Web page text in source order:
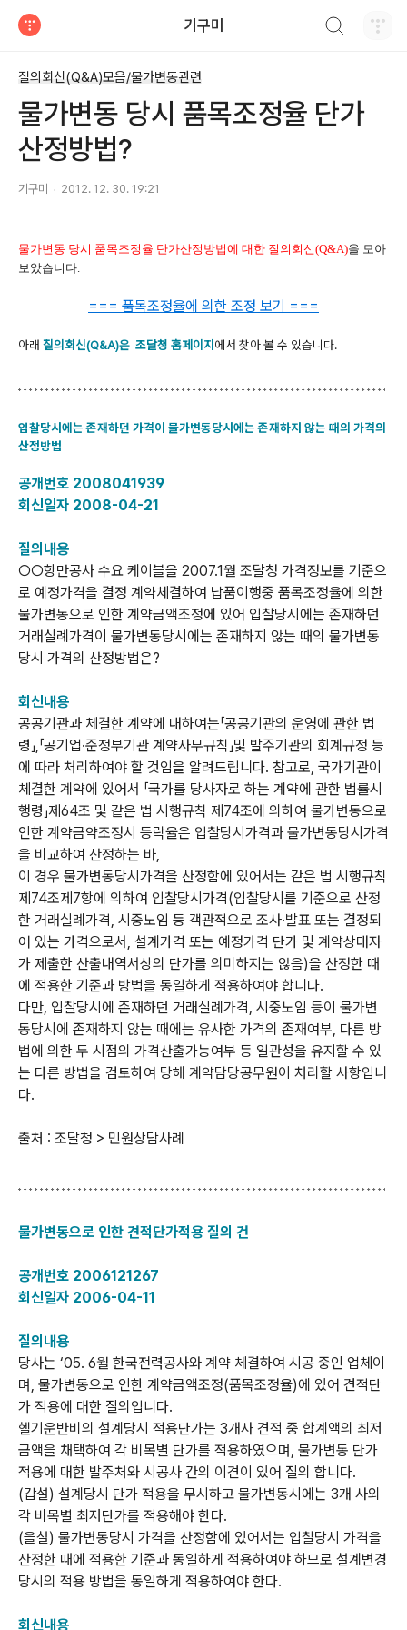
기구미
질의회신(Q&A)모음/물가변동관련
물가변동 당시 품목조정율 단가
산정방법?
기구미 2012. 12. 30. 19:21
물가변동 당시 품목조정율 단가산정방법에 대한 질의회신(Q&A)을 모아
보았습니다.
=== 품목조정율에 의한 조정 보기 ===
아래 질의회신(Q&A)은 조달청 홈페이지 에서 찾아 볼 수 있습니다.
입찰당시에는 존재하던 가격이 물가변동당시에는 존재하지 않는 때의 가격의
산정방법
공개번호 2008041939
회신일자 2008-04-21
질의내용
○○항만공사 수요 케이블을 2007.1월 조달청 가격정보를 기준으
로 예정가격을 결정 계약체결하여 납품이행중 품목조정율에 의한
물가변동으로 인한 계약금액조정에 있어 입찰당시에는 존재하던
거래실례가격이 물가변동당시에는 존재하지 않는 때의 물가변동
당시 가격의 산정방법은?
회신내용
공공기관과 체결한 계약에 대하여는「공공기관의 운영에 관한 법
령」,「공기업·준정부기관 계약사무규칙」및 발주기관의 회계규정 등
에 따라 처리하여야 할 것임을 알려드립니다. 참고로, 국가기관이
체결한 계약에 있어서 「국가를 당사자로 하는 계약에 관한 법률시
행령」제 64조 및 같은 법 시행규칙 제 74조에 의하여 물가변동으로
인한 계약금약조정시 등락율은 입찰당시가격과 물가변동당시가격
을 비교하여 산정하는 바,
이 경우 물가변동당시가격을 산정함에 있어서는 같은 법 시행규칙
제74조제7항에 의하여 입찰당시가격(입찰당시를 기준으로 산정
한 거래실례가격, 시중노임 등 객관적으로 조사·발표 또는 결정되
어 있는 가격으로서, 설계가격 또는 예정가격 단가 및 계약상대자
가 제출한 산출내역서상의 단가를 의미하지는 않음)을 산정한 때
에 적용한 기준과 방법을 동일하게 적용하여야 합니다.
다만, 입찰당시에 존재하던 거래실례가격, 시중노임 등이 물가변
동당시에 존재하지 않는 때에는 유사한 가격의 존재여부, 다른 방
법에 의한 두 시점의 가격산출가능여부 등 일관성을 유지할 수 있
는 다른 방법을 검토하여 당해 계약담당공무원이 처리할 사항입니
다.
출처 : 조달청 > 민원상담사례
물가변동으로 인한 견적단가적용 질의 건
공개번호 2006121267
회신일자 2006-04-11
질의내용
당사는 ‘05. 6월 한국전력공사와 계약 체결하여 시공 중인 업체이
며, 물가변동으로 인한 계약금액조정(품목조정율)에 있어 견적단
가 적용에 대한 질의입니다.
헬기운반비의 설계당시 적용단가는 3개사 견적 중 합계액의 최저
금액을 채택하여 각 비목별 단가를 적용하였으며, 물가변동 단가
적용에 대한 발주처와 시공사 간의 이견이 있어 질의 합니다.
(갑설) 설계당시 단가 적용을 무시하고 물가변동시에는 3개 사외
각 비목별 최저단가를 적용해야 한다.
(을설) 물가변동당시 가격을 산정함에 있어서는 입찰당시 가격을
산정한 때에 적용한 기준과 동일하게 적용하여야 하므로 설계변경
당시의 적용 방법을 동일하게 적용하여야 한다.
회신내용